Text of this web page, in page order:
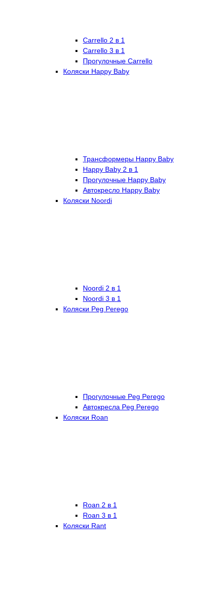
Carrello 2 в 1
Carrello 3 в 1
Прогулочные Carrello
Коляски Happy Baby
Трансформеры Happy Baby
Happy Baby 2 в 1
Прогулочные Happy Baby
Автокресло Happy Baby
Коляски Noordi
Noordi 2 в 1
Noordi 3 в 1
Коляски Peg Perego
Прогулочные Peg Perego
Автокресла Peg Perego
Коляски Roan
Roan 2 в 1
Roan 3 в 1
Коляски Rant